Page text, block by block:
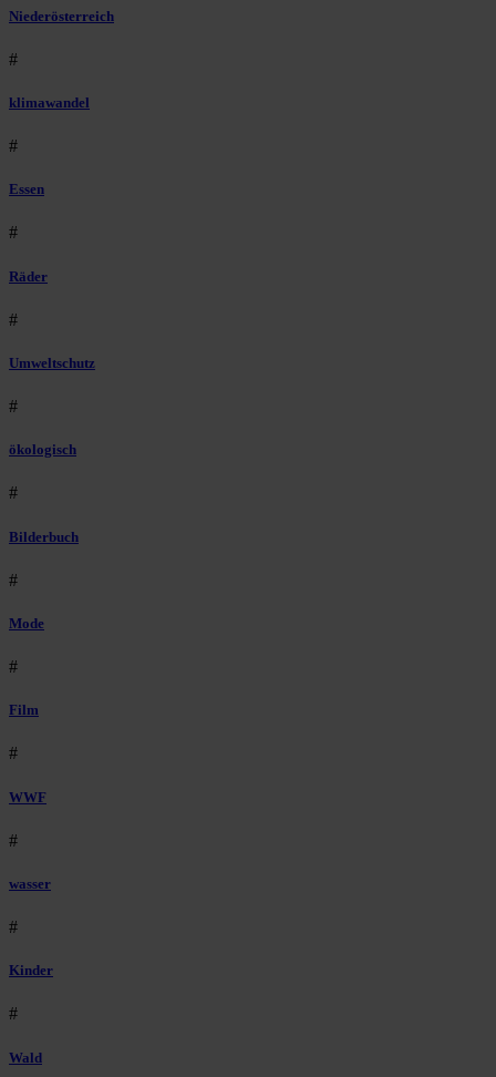
Niederösterreich
#
klimawandel
#
Essen
#
Räder
#
Umweltschutz
#
ökologisch
#
Bilderbuch
#
Mode
#
Film
#
WWF
#
wasser
#
Kinder
#
Wald